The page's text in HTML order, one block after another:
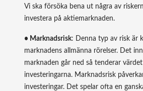
Vi ska försöka bena ut några av
investera på aktiemarknaden.
• Marknadsrisk: Denna typ av risk är
marknadens allmänna rörelser. Det
marknaden går ned så tenderar
investeringarna. Marknadsrisk
investeringar. Det spelar ofta en